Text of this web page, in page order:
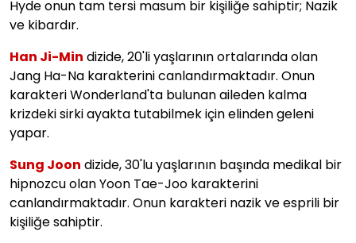
Hyde onun tam tersi masum bir kişiliğe sahiptir; Nazik
ve kibardır.
Han Ji-Min dizide, 20'li yaşlarının ortalarında olan
Jang Ha-Na karakterini canlandırmaktadır. Onun
karakteri Wonderland'ta bulunan aileden kalma
krizdeki sirki ayakta tutabilmek için elinden geleni
yapar.
Sung Joon dizide, 30'lu yaşlarının başında medikal bir
hipnozcu olan Yoon Tae-Joo karakterini
canlandırmaktadır. Onun karakteri nazik ve esprili bir
kişiliğe sahiptir.